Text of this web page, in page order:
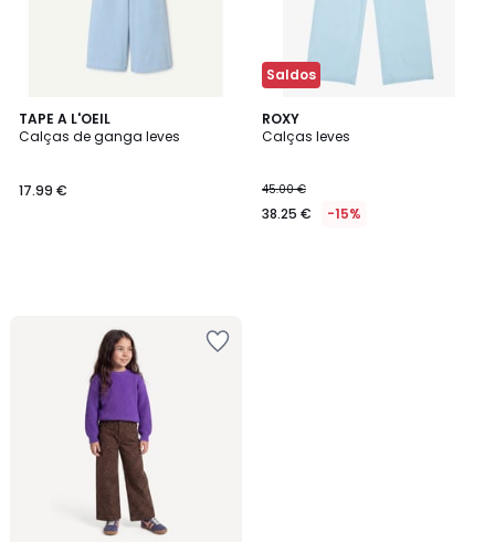
TAPE A L'OEIL
Calças de ganga leves
17.99 €
Saldos
ROXY
Calças leves
45.00 €
38.25 € -15%